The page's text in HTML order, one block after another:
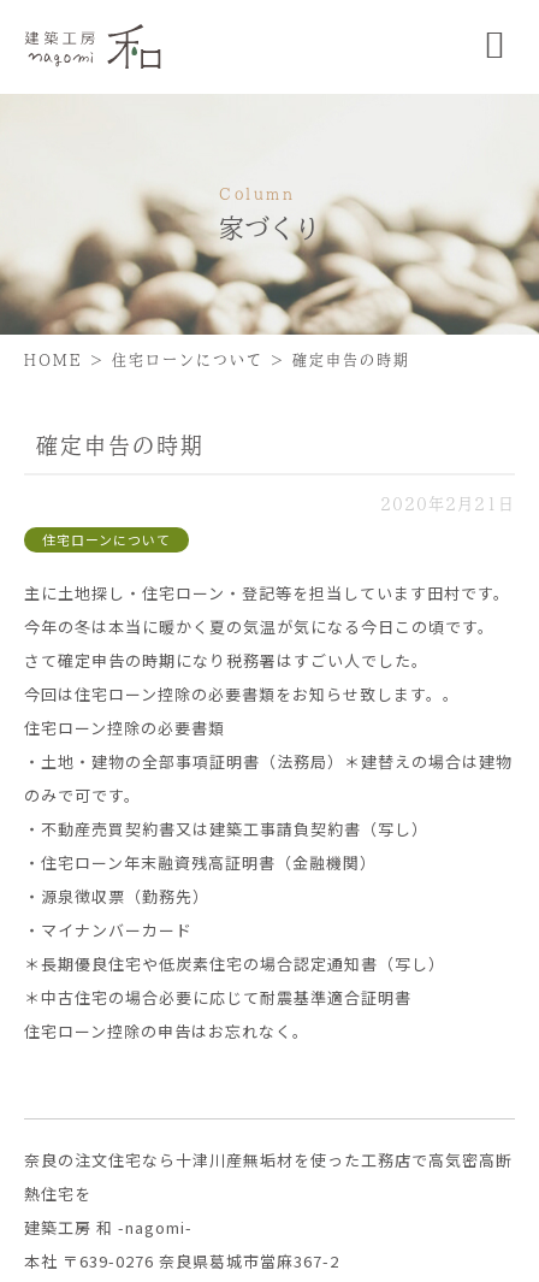
Column
家づくり
HOME > 住宅ローンについて > 確定申告の時期
確定申告の時期
2020年2月21日
住宅ローンについて
主に土地探し・住宅ローン・登記等を担当しています田村です。
今年の冬は本当に暖かく夏の気温が気になる今日この頃です。
さて確定申告の時期になり税務署はすごい人でした。
今回は住宅ローン控除の必要書類をお知らせ致します。。
住宅ローン控除の必要書類
・土地・建物の全部事項証明書（法務局）＊建替えの場合は建物
のみで可です。
・不動産売買契約書又は建築工事請負契約書（写し）
・住宅ローン年末融資残高証明書（金融機関）
・源泉徴収票（勤務先）
・マイナンバーカード
＊長期優良住宅や低炭素住宅の場合認定通知書（写し）
＊中古住宅の場合必要に応じて耐震基準適合証明書
住宅ローン控除の申告はお忘れなく。
奈良の注文住宅なら十津川産無垢材を使った工務店で高気密高断
熱住宅を
建築工房 和 -nagomi-
本社 〒639-0276 奈良県葛城市當麻367-2